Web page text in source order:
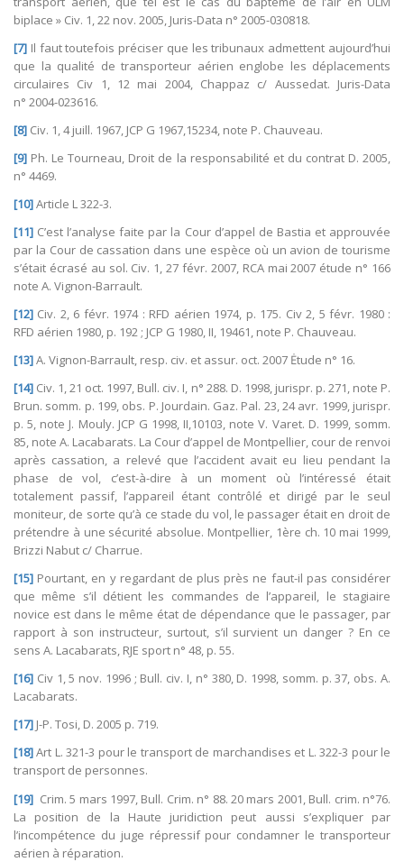
biplace » Civ. 1, 22 nov. 2005, Juris-Data n° 2005-030818.
[7] Il faut toutefois préciser que les tribunaux admettent aujourd’hui
que la qualité de transporteur aérien englobe les déplacements
circulaires Civ 1, 12 mai 2004, Chappaz c/ Aussedat. Juris-Data
n° 2004-023616.
[8] Civ. 1, 4 juill. 1967, JCP G 1967,15234, note P. Chauveau.
[9] Ph. Le Tourneau, Droit de la responsabilité et du contrat D. 2005,
n° 4469.
[10]Article L 322-3.
[11] C’est l’analyse faite par la Cour d’appel de Bastia et approuvée
par la Cour de cassation dans une espèce où un avion de tourisme
s’était écrasé au sol. Civ. 1, 27 févr. 2007, RCA mai 2007 étude n° 166
note A. Vignon-Barrault.
[12] Civ. 2, 6 févr. 1974 : RFD aérien 1974, p. 175. Civ 2, 5 févr. 1980 :
RFD aérien 1980, p. 192 ; JCP G 1980, II, 19461, note P. Chauveau.
[13]A. Vignon-Barrault, resp. civ. et assur. oct. 2007 Ėtude n° 16.
[14] Civ. 1, 21 oct. 1997, Bull. civ. I, n° 288. D. 1998, jurispr. p. 271, note P.
Brun. somm. p. 199, obs. P. Jourdain. Gaz. Pal. 23, 24 avr. 1999, jurispr.
p. 5, note J. Mouly. JCP G 1998, II,10103, note V. Varet. D. 1999, somm.
85, note A. Lacabarats. La Cour d’appel de Montpellier, cour de renvoi
après cassation, a relevé que l’accident avait eu lieu pendant la
phase de vol, c’est-à-dire à un moment où l’intéressé était
totalement passif, l’appareil étant contrôlé et dirigé par le seul
moniteur, de sorte qu’à ce stade du vol, le passager était en droit de
prétendre à une sécurité absolue. Montpellier, 1ère ch. 10 mai 1999,
Brizzi Nabut c/ Charrue.
[15] Pourtant, en y regardant de plus près ne faut-il pas considérer
que même s’il détient les commandes de l’appareil, le stagiaire
novice est dans le même état de dépendance que le passager, par
rapport à son instructeur, surtout, s’il survient un danger ? En ce
sens A. Lacabarats, RJE sport n° 48, p. 55.
[16] Civ 1, 5 nov. 1996 ; Bull. civ. I, n° 380, D. 1998, somm. p. 37, obs. A.
Lacabarats.
[17] J-P. Tosi, D. 2005 p. 719.
[18]Art L. 321-3 pour le transport de marchandises et L. 322-3 pour le
transport de personnes.
[19] Crim. 5 mars 1997, Bull. Crim. n° 88. 20 mars 2001, Bull. crim. n°76.
La position de la Haute juridiction peut aussi s’expliquer par
l’incompétence du juge répressif pour condamner le transporteur
aérien à réparation.